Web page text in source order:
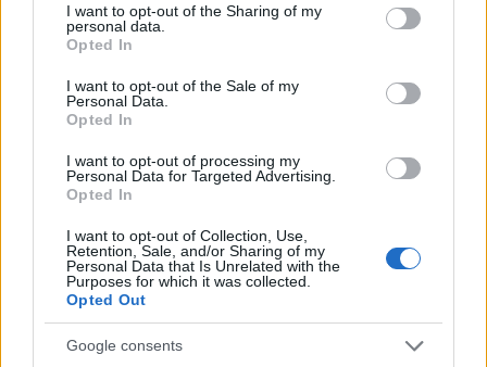
not limited to your visit or usage behaviour. You may click to
grant or deny consent to Google and its third-party tags to
use your data for below specified purposes in below Google
consent section.
I want to opt-out of the Sharing of my
personal data.
Opted In
I want to opt-out of the Sale of my
Personal Data.
Opted In
I want to opt-out of processing my
Personal Data for Targeted Advertising.
Opted In
I want to opt-out of Collection, Use,
Retention, Sale, and/or Sharing of my
Personal Data that Is Unrelated with the
Purposes for which it was collected.
Opted Out
Google consents
Film Sorozatok Mozi Tévé Külföldi
Filmpremier
Hollywoodi filmipar
SZEMBE MERSZ NÉZNI AZZAL, AKIVÉ
VÁLHATTÁL VOLNA?